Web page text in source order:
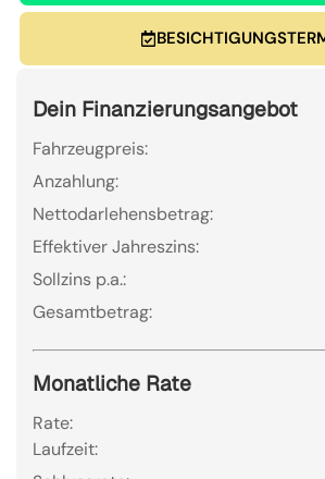
Dein Finanzierungsangebot
Fahrzeugpreis:
Anzahlung:
Nettodarlehensbetrag:
Effektiver Jahreszins:
Sollzins p.a.:
Gesamtbetrag:
Monatliche Rate
Rate:
Laufzeit: